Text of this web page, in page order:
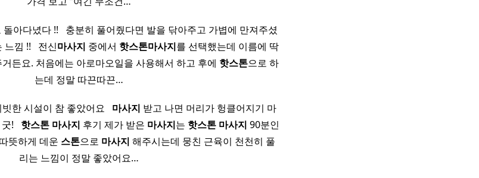
아다녔다 !! ​ ​ 충분히 풀어줬다면 발을 닦아주고 가볍에 만져주셨
느낌 !! ​ ​ 전신마사지 중에서 핫스톤마사지를 선택했는데 이름에 딱
든요. 처음에는 아로마오일을 사용해서 하고 후에 핫스톤으로 하
는데 정말 따끈따끈…
한 시설이 참 좋았어요 마사지 받고 나면 머리가 헝클어지기 마
!
핫스톤 마사지 후기 제가 받은 마사지는 핫스톤 마사지 90분인
뜻하게 데운 스톤으로 마사지 해주시는데 뭉친 근육이 천천히 풀
리는 느낌이 정말 좋았어요…